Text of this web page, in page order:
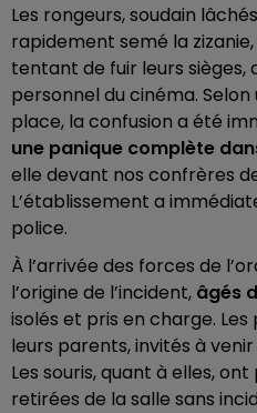
Les rongeurs, soudain
rapidement semé la
tentant de fuir leurs sièges,
personnel du cinéma.
place, la confusion a été
une panique complète
elle devant nos confrères
L’établissement a
police.
À l’arrivée des forces de
l’origine de l’incident, âgés
isolés et pris en charge.
leurs parents, invités à
Les souris, quant à elles,
retirées de la salle sans